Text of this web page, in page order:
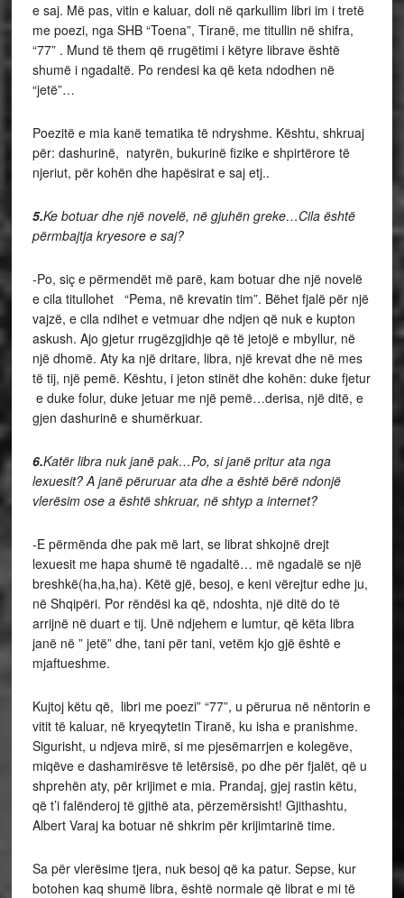
e saj. Më pas, vitin e kaluar, doli në qarkullim libri im i tretë
me poezi, nga SHB “Toena”, Tiranë, me titullin në shifra,
“77” . Mund të them që rrugëtimi i këtyre librave është
shumë i ngadaltë. Po rendesi ka që keta ndodhen në
“jetë”…
Poezitë e mia kanë tematika të ndryshme. Kështu, shkruaj
për: dashurinë, natyrën, bukurinë fizike e shpirtërore të
njeriut, për kohën dhe hapësirat e saj etj..
5.Ke botuar dhe një novelë, në gjuhën greke…Cila është
përmbajtja kryesore e saj?
-Po, siç e përmendët më parë, kam botuar dhe një novelë
e cila titullohet “Pema, në krevatin tim”. Bëhet fjalë për një
vajzë, e cila ndihet e vetmuar dhe ndjen që nuk e kupton
askush. Ajo gjetur rrugëzgjidhje që të jetojë e mbyllur, në
një dhomë. Aty ka një dritare, libra, një krevat dhe në mes
të tij, një pemë. Kështu, i jeton stinët dhe kohën: duke fjetur
e duke folur, duke jetuar me një pemë…derisa, një ditë, e
gjen dashurinë e shumërkuar.
6.Katër libra nuk janë pak…Po, si janë pritur ata nga
lexuesit? A janë përuruar ata dhe a është bërë ndonjë
vlerësim ose a është shkruar, në shtyp a internet?
-E përmënda dhe pak më lart, se librat shkojnë drejt
lexuesit me hapa shumë të ngadaltë… më ngadalë se një
breshkë(ha,ha,ha). Këtë gjë, besoj, e keni vërejtur edhe ju,
në Shqipëri. Por rëndësi ka që, ndoshta, një ditë do të
arrijnë në duart e tij. Unë ndjehem e lumtur, që këta libra
janë në ” jetë” dhe, tani për tani, vetëm kjo gjë është e
mjaftueshme.
Kujtoj këtu që, libri me poezi” “77”, u përurua në nëntorin e
vitit të kaluar, në kryeqytetin Tiranë, ku isha e pranishme.
Sigurisht, u ndjeva mirë, si me pjesëmarrjen e kolegëve,
miqëve e dashamirësve të letërsisë, po dhe për fjalët, që u
shprehën aty, për krijimet e mia. Prandaj, gjej rastin këtu,
që t’i falënderoj të gjithë ata, përzemërsisht! Gjithashtu,
Albert Varaj ka botuar në shkrim për krijimtarinë time.
Sa për vlerësime tjera, nuk besoj që ka patur. Sepse, kur
botohen kaq shumë libra, është normale që librat e mi të